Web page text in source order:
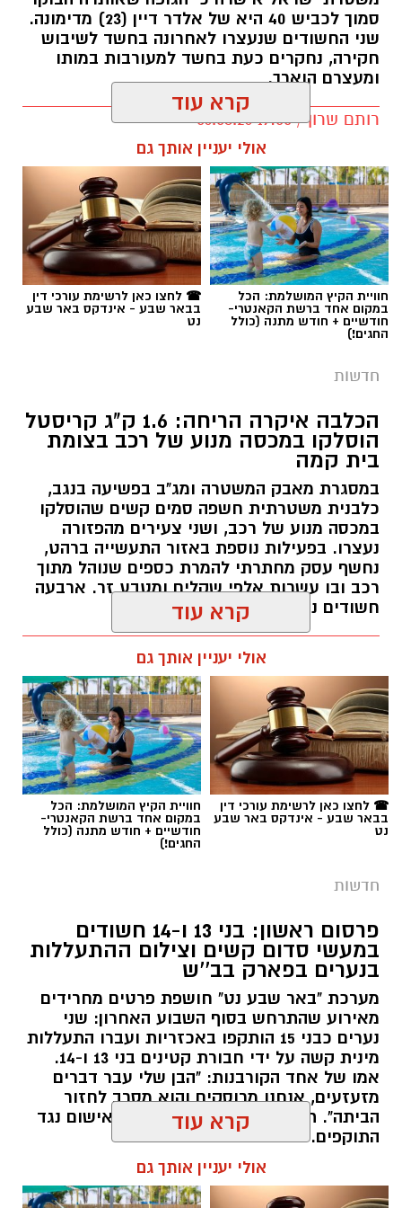
סמוך לכביש 40 היא של אלדר דיין (23) מדימונה.
שני החשודים שנעצרו לאחרונה בחשד לשיבוש
חקירה, נחקרים כעת בחשד למעורבות במותו
ומעצרם הוארך.
רותם שרון / 19:00 06.08.26
תגים:אלדר דיין
קרדיט: זק"א
התפתחות קשה וכואבת בפרשת היעדרותו של
אלדר דיין ז"ל, צעיר בן 23 מדימונה, שנעדר מאז
סוף חודש יולי. משטרת ישראל התירה היום
(חמישי) לפרסום כי הגופה שאותרה הבוקר בשטח
דיין, לאחר השלמת הליך הזיהוי במכון הלאומי
לרפואה משפטית. הודעה מרה נמסרה למשפחתו.
​אתמול, בהתאם להנחיית מפקד מחוז מרכז, ניצב
אמיר כהן, הועברה חקירת ההיעדרות מאחריות
תחנת דימונה במחוז דרום לידי היחידה המרכזית
(ימ"ר) שרון, זאת לאחר שמוצו כלל פעולות החיפוש
וכיווני הבדיקה שבוצעו עד כה.
מג"ב ומתנדבים, אותר הממצא הטרגי בשטח פתוח
סמוך לכביש 40.
​כזכור, בשבוע שעבר חלה תפנית דרמטית בחקירה,
כאשר המשטרה עצרה שני צעירים בשנות ה-20
לחייהם, תושבי דימונה. על פי פרטי החקירה,
ביולי, יום לאחר המועד שבו דווח כי נראה לאחרונה
בתל אביב.
בשנית לבית המשפט. בעוד שבתחילה נעצרו בחשד
לשיבוש מהלכי חקירה וקשירת קשר לביצוע פשע,
קרא עוד
אולי יעניין אותך גם
חוויית הקיץ המושלמת: הכל
במקום אחד ברשת הקאנטרי-
חודשיים + חודש מתנה (כולל
החגים!)
☎ לחצו כאן לרשימת עורכי דין
בבאר שבע - אינדקס באר שבע
נט
חדשות
הכלבה איקרה הריחה: 1.6 ק"ג קריסטל
הוסלקו במכסה מנוע של רכב בצומת
בית קמה
במסגרת מאבק המשטרה ומג"ב בפשיעה בנגב,
כלבנית משטרתית חשפה סמים קשים שהוסלקו
במכסה מנוע של רכב, ושני צעירים מהפזורה
נעצרו. בפעילות נוספת באזור התעשייה ברהט,
נחשף עסק מחתרתי להמרת כספים שנוהל מתוך
רכב ובו עשרות אלפי שקלים ומטבע זר. ארבעה
חשודים נעצרו בסך הכל.
תגים:משטרה
קרדיט: משטרת ישראל
שוטרי המחוז הדרומי ולוחמי המשמר הלאומי של
מג"ב ממשיכים להנחית מכות על תשתיות
הפשיעה בנגב, עם שתי תפיסות משמעותיות
ביממות האחרונות. במסגרת פעילות סמויה
שנערכה על ידי כוחות מג"ב יחד עם שוטרי ימ"ר
קרא עוד
אולי יעניין אותך גם
☎ לחצו כאן לרשימת עורכי דין
בבאר שבע - אינדקס באר שבע
נט
חוויית הקיץ המושלמת: הכל
במקום אחד ברשת הקאנטרי-
חודשיים + חודש מתנה (כולל
החגים!)
חדשות
פרסום ראשון: בני 13 ו-14 חשודים
במעשי סדום קשים וצילום ההתעללות
בנערים בפארק בב''ש
מערכת "באר שבע נט" חושפת פרטים מחרידים
מאירוע שהתרחש בסוף השבוע האחרון: שני
נערים כבני 15 הותקפו באכזריות ועברו התעללות
מינית קשה על ידי חבורת קטינים בני 13 ו-14.
אמו של אחד הקורבנות: "הבן שלי עבר דברים
מזעזעים, אנחנו מרוסקים והוא מסרב לחזור
הביתה". תוך ימים ספורים: צפוי כתב אישום נגד
התוקפים.
קרא עוד
אולי יעניין אותך גם